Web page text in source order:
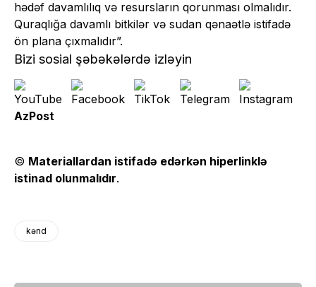
hədəf davamlılıq və resursların qorunması olmalıdır.
Quraqlığa davamlı bitkilər və sudan qənaətlə istifadə
ön plana çıxmalıdır”.
Bizi sosial şəbəkələrdə izləyin
AzPost
© Materiallardan istifadə edərkən hiperlinklə
istinad olunmalıdır.
kənd